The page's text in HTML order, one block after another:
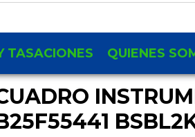
TASACIONES QUIENES